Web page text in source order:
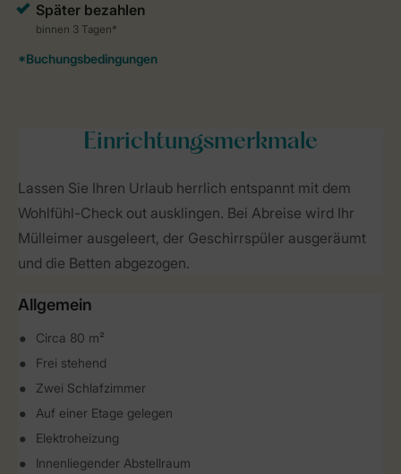
Einrichtungsmerkmale
Lassen Sie Ihren Urlaub herrlich entspannt mit dem
Wohlfühl-Check out ausklingen. Bei Abreise wird Ihr
Mülleimer ausgeleert, der Geschirrspüler ausgeräumt
und die Betten abgezogen.
Allgemein
Circa 80 m²
Frei stehend
Zwei Schlafzimmer
Auf einer Etage gelegen
Elektroheizung
Innenliegender Abstellraum